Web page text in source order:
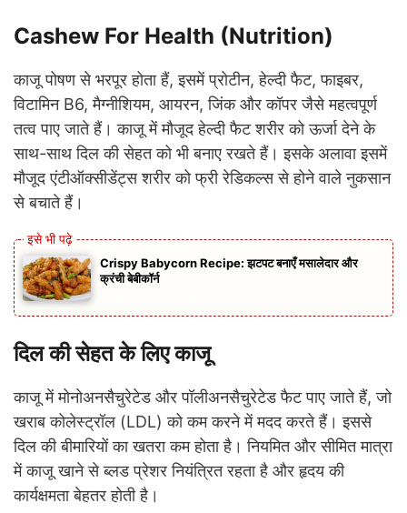
Cashew For Health (Nutrition)
काजू पोषण से भरपूर होता हैं, इसमें प्रोटीन, हेल्दी फैट, फाइबर,
विटामिन B6, मैग्नीशियम, आयरन, जिंक और कॉपर जैसे महत्वपूर्ण
तत्व पाए जाते हैं। काजू में मौजूद हेल्दी फैट शरीर को ऊर्जा देने के
साथ-साथ दिल की सेहत को भी बनाए रखते हैं। इसके अलावा इसमें
मौजूद एंटीऑक्सीडेंट्स शरीर को फ्री रेडिकल्स से होने वाले नुकसान
से बचाते हैं।
Crispy Babycorn Recipe: झटपट बनाएँ मसालेदार और
क्रंची बेबीकॉर्न
दिल की सेहत के लिए काजू
काजू में मोनोअनसैचुरेटेड और पॉलीअनसैचुरेटेड फैट पाए जाते हैं, जो
खराब कोलेस्ट्रॉल (LDL) को कम करने में मदद करते हैं। इससे
दिल की बीमारियों का खतरा कम होता है। नियमित और सीमित मात्रा
में काजू खाने से ब्लड प्रेशर नियंत्रित रहता है और हृदय की
कार्यक्षमता बेहतर होती है।